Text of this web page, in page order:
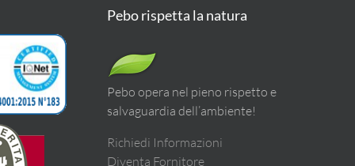
Pebo rispetta la natura
Pebo opera nel pieno rispetto e
salvaguardia dell’ambiente!
Richiedi Informazioni
Diventa Fornitore